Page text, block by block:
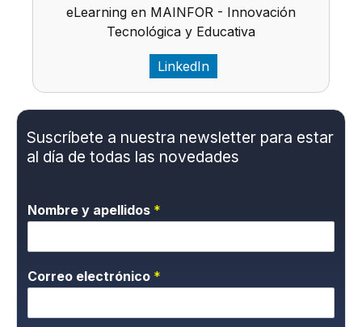
eLearning en MAINFOR - Innovación
Tecnológica y Educativa
LinkedIn
Suscríbete a nuestra newsletter para estar
al día de todas las novedades
Nombre y apellidos *
Correo electrónico *